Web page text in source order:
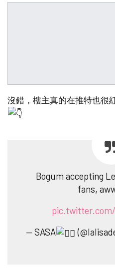
沒錯，樓主真的在推特也很
Bogum accepting
fans,
— SASA